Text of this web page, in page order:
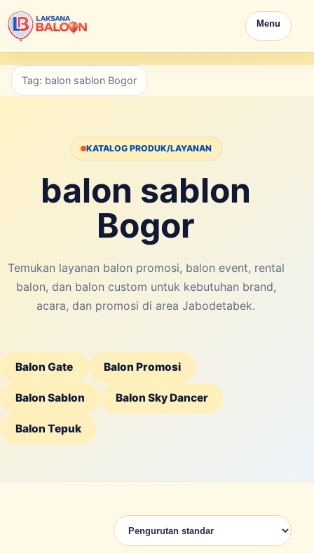
Menu
Tag: balon sablon Bogor
KATALOG PRODUK/LAYANAN
balon sablon
Bogor
Temukan layanan balon promosi, balon event, rental
balon, dan balon custom untuk kebutuhan brand,
acara, dan promosi di area Jabodetabek.
Balon Gate Balon Promosi
Balon Sablon Balon Sky Dancer
Balon Tepuk